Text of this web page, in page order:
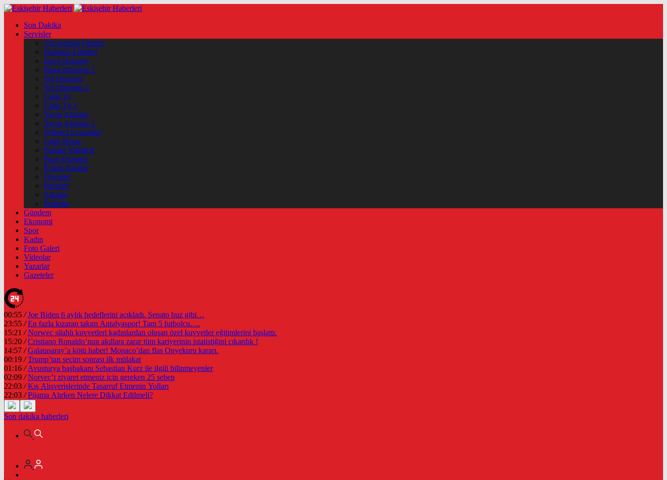
Son Dakika
Servisler
Vizyondaki Filmler
Haftanin Filmleri
Hava Durumu
Hava Durumu 2
Yol Durumu
Yol Durumu 2
Canlı Tv
Canlı Tv 2
Yayın Akışları
Yayın Akışları 2
Nöbetçi Eczaneler
Canlı Borsa
Namaz Vakitleri
Puan Durumu
Kripto Paralar
Dövizler
Hisseler
Altınlar
Pariteler
Gündem
Ekonomi
Spor
Kadın
Foto Galeri
Videolar
Yazarlar
Gazeteler
Son dakika haberleri